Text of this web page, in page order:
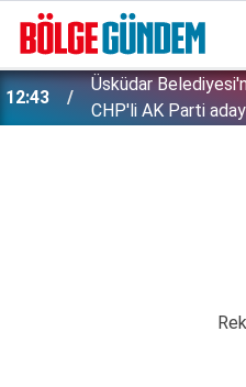
11:52
Çerçeve yasa
Demirtaş ve Öcalan